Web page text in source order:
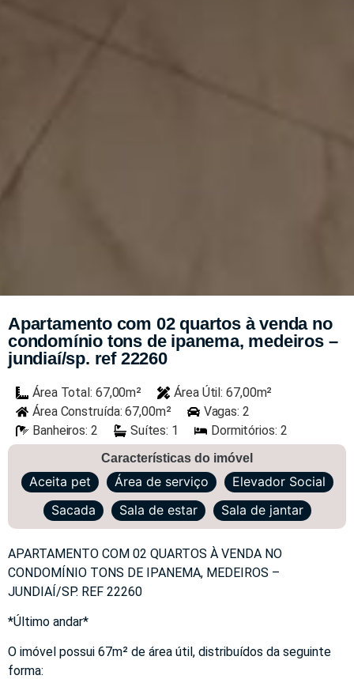
Apartamento com 02 quartos à venda no
condomínio tons de ipanema, medeiros –
jundiaí/sp. ref 22260
Área Total: 67,00m²
Área Útil: 67,00m²
Área Construída: 67,00m²
Vagas: 2
Banheiros: 2
Suítes: 1 Dormitórios: 2
Características do imóvel
Aceita pet Área de serviço
Elevador Social
Sacada
Sala de estar Sala de jantar
APARTAMENTO COM 02 QUARTOS À VENDA NO
CONDOMÍNIO TONS DE IPANEMA, MEDEIROS –
JUNDIAÍ/SP. REF 22260
*Último andar*
O imóvel possui 67m² de área útil, distribuídos da seguinte
forma: